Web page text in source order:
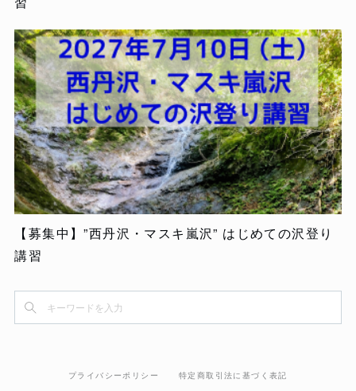
【募集中】”西丹沢・マスキ嵐沢” はじめての沢登り
講習
プライバシーポリシー 特定商取引法に基づく表記